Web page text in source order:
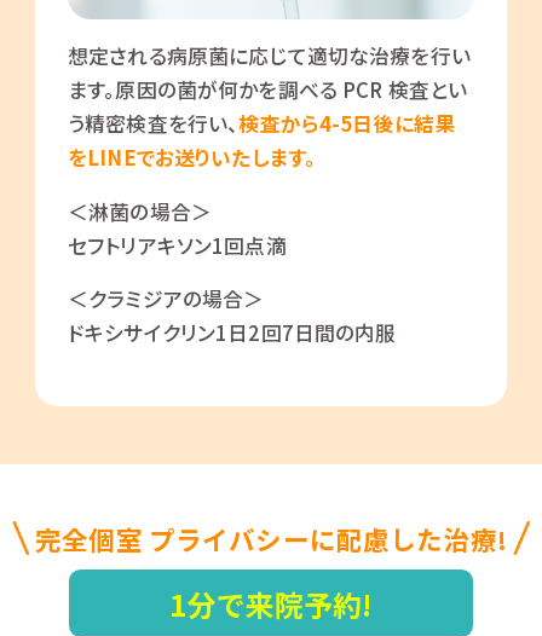
想定される病原菌に応じて適切な治療を行い
ます。原因の菌が何かを調べる PCR 検査とい
う精密検査を行い、検査から4-5日後に結果
をLINEでお送りいたします。
＜淋菌の場合＞
セフトリアキソン1回点滴
＜クラミジアの場合＞
ドキシサイクリン1日2回7日間の内服
完全個室 プライバシーに配慮した治療!
1分で来院予約!